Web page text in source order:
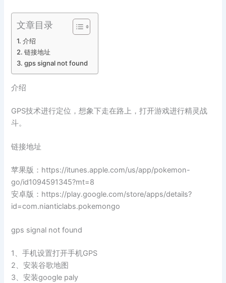
文章目录
介绍
链接地址
gps signal not found
介绍
GPS技术进行定位，想象下走在路上，打开游戏进行精灵战
斗。
链接地址
苹果版：https://itunes.apple.com/us/app/pokemon-
go/id1094591345?mt=8
安卓版：https://play.google.com/store/apps/details?
id=com.nianticlabs.pokemongo
gps signal not found
1、手机设置打开手机GPS
2、安装谷歌地图
3、安装google paly